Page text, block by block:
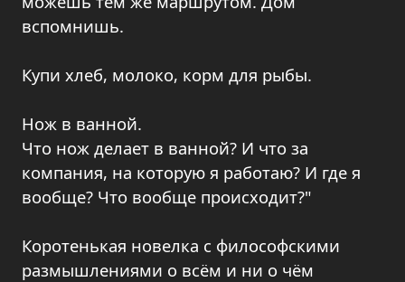
вспомнишь.
Купи хлеб, молоко, корм для рыбы.
Нож в ванной.
Что нож делает в ванной? И что за
компания, на которую я работаю? И где я
вообще? Что вообще происходит?"
Коротенькая новелка с философскими
размышлениями о всём и ни о чём